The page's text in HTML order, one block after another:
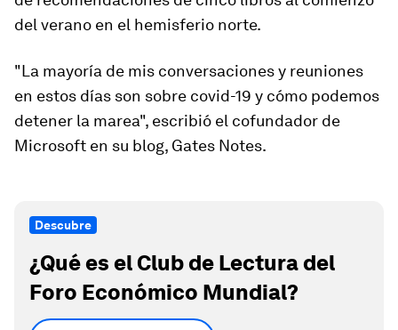
del verano en el hemisferio norte.
"La mayoría de mis conversaciones y reuniones
en estos días son sobre covid-19 y cómo podemos
detener la marea", escribió el cofundador de
Microsoft en su blog, Gates Notes.
Descubre
¿Qué es el Club de Lectura del
Foro Económico Mundial?